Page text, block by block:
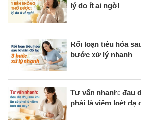
lý do ít ai ngờ!
Rối loạn tiêu hóa
bước xử lý nhanh
Tư vấn nhanh: đau
phải là viêm loét dạ